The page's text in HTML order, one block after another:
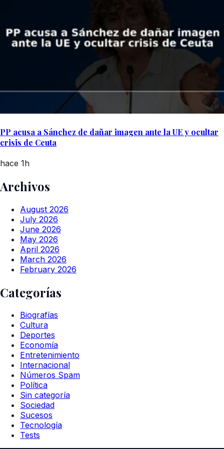
PP acusa a Sánchez de dañar imagen ante la UE y ocultar
crisis de Ceuta
hace 1h
Archivos
August 2026
July 2026
June 2026
May 2026
April 2026
March 2026
February 2026
Categorías
Biografías
Cultura
Deportes
Economía
Entretenimiento
Internacional
Números Spam
Política
Sin categoría
Sociedad
Sucesos
Tecnología
Tests